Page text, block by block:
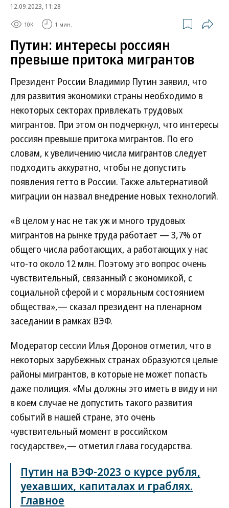
12.09.2023, 11:28
10K 1 мин.
Путин: интересы россиян
превыше притока мигрантов
Президент России Владимир Путин заявил, что
для развития экономики страны необходимо в
некоторых секторах привлекать трудовых
мигрантов. При этом он подчеркнул, что интересы
россиян превыше притока мигрантов. По его
словам, к увеличению числа мигрантов следует
подходить аккуратно, чтобы не допустить
появления гетто в России. Также альтернативой
миграции он назвал внедрение новых технологий.
«В целом у нас не так уж и много трудовых
мигрантов на рынке труда работает — 3,7% от
общего числа работающих, а работающих у нас
что-то около 12 млн. Поэтому это вопрос очень
чувствительный, связанный с экономикой, с
социальной сферой и с моральным состоянием
общества»,— сказал президент на пленарном
заседании в рамках ВЭФ.
Модератор сессии Илья Доронов отметил, что в
некоторых зарубежных странах образуются целые
районы мигрантов, в которые не может попасть
даже полиция. «Мы должны это иметь в виду и ни
в коем случае не допустить такого развития
событий в нашей стране, это очень
чувствительный момент в российском
государстве»,— отметил глава государства.
Путин на ВЭФ-2023 о курсе рубля,
уехавших, капиталах и граблях.
Главное